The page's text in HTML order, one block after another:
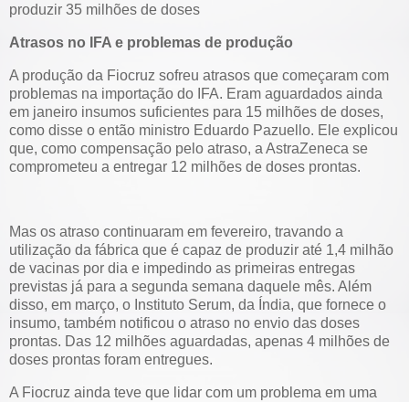
produzir 35 milhões de doses
Atrasos no IFA e problemas de produção
A produção da Fiocruz sofreu atrasos que começaram com
problemas na importação do IFA. Eram aguardados ainda
em janeiro insumos suficientes para 15 milhões de doses,
como disse o então ministro Eduardo Pazuello. Ele explicou
que, como compensação pelo atraso, a AstraZeneca se
comprometeu a entregar 12 milhões de doses prontas.
Mas os atraso continuaram em fevereiro, travando a
utilização da fábrica que é capaz de produzir até 1,4 milhão
de vacinas por dia e impedindo as primeiras entregas
previstas já para a segunda semana daquele mês. Além
disso, em março, o Instituto Serum, da Índia, que fornece o
insumo, também notificou o atraso no envio das doses
prontas. Das 12 milhões aguardadas, apenas 4 milhões de
doses prontas foram entregues.
A Fiocruz ainda teve que lidar com um problema em uma